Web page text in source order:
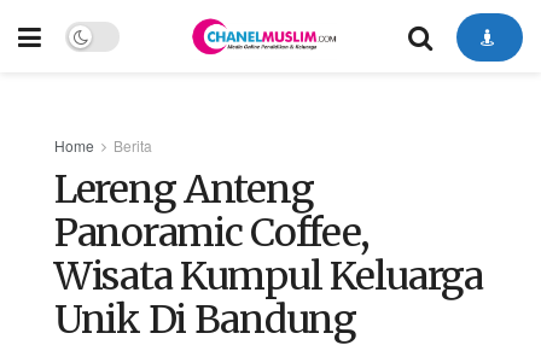
Home Berita
Lereng Anteng
Panoramic Coffee,
Wisata Kumpul Keluarga
Unik Di Bandung